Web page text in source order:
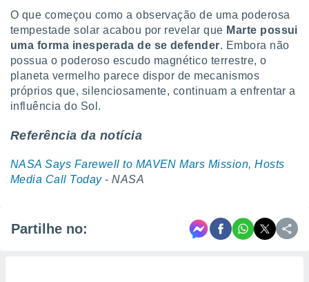
O que começou como a observação de uma poderosa
tempestade solar acabou por revelar que Marte possui
uma forma inesperada de se defender. Embora não
possua o poderoso escudo magnético terrestre, o
planeta vermelho parece dispor de mecanismos
próprios que, silenciosamente, continuam a enfrentar a
influência do Sol.
Referência da notícia
NASA Says Farewell to MAVEN Mars Mission, Hosts
Media Call Today- NASA
Partilhe no: